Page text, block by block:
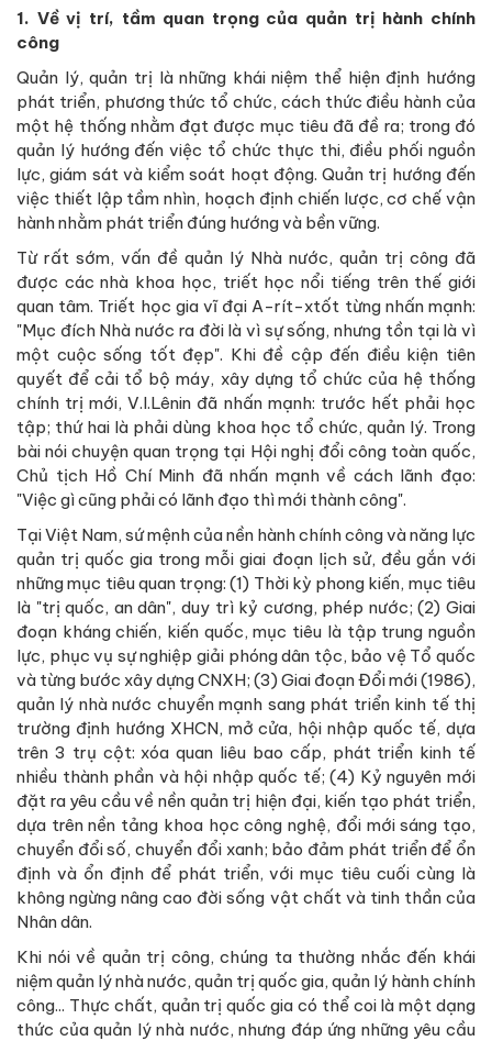
1. Về vị trí, tầm quan trọng của quản trị hành chính
công
Quản lý, quản trị là những khái niệm thể hiện định hướng
phát triển, phương thức tổ chức, cách thức điều hành của
một hệ thống nhằm đạt được mục tiêu đã đề ra; trong đó
quản lý hướng đến việc tổ chức thực thi, điều phối nguồn
lực, giám sát và kiểm soát hoạt động. Quản trị hướng đến
việc thiết lập tầm nhìn, hoạch định chiến lược, cơ chế vận
hành nhằm phát triển đúng hướng và bền vững.
Từ rất sớm, vấn đề quản lý Nhà nước, quản trị công đã
được các nhà khoa học, triết học nổi tiếng trên thế giới
quan tâm. Triết học gia vĩ đại A-rít-xtốt từng nhấn mạnh:
"Mục đích Nhà nước ra đời là vì sự sống, nhưng tồn tại là vì
một cuộc sống tốt đẹp". Khi đề cập đến điều kiện tiên
quyết để cải tổ bộ máy, xây dựng tổ chức của hệ thống
chính trị mới, V.I.Lênin đã nhấn mạnh: trước hết phải học
tập; thứ hai là phải dùng khoa học tổ chức, quản lý. Trong
bài nói chuyện quan trọng tại Hội nghị đổi công toàn quốc,
Chủ tịch Hồ Chí Minh đã nhấn mạnh về cách lãnh đạo:
"Việc gì cũng phải có lãnh đạo thì mới thành công".
Tại Việt Nam, sứ mệnh của nền hành chính công và năng lực
quản trị quốc gia trong mỗi giai đoạn lịch sử, đều gắn với
những mục tiêu quan trọng: (1) Thời kỳ phong kiến, mục tiêu
là "trị quốc, an dân", duy trì kỷ cương, phép nước; (2) Giai
đoạn kháng chiến, kiến quốc, mục tiêu là tập trung nguồn
lực, phục vụ sự nghiệp giải phóng dân tộc, bảo vệ Tổ quốc
và từng bước xây dựng CNXH; (3) Giai đoạn Đổi mới (1986),
quản lý nhà nước chuyển mạnh sang phát triển kinh tế thị
trường định hướng XHCN, mở cửa, hội nhập quốc tế, dựa
trên 3 trụ cột: xóa quan liêu bao cấp, phát triển kinh tế
nhiều thành phần và hội nhập quốc tế; (4) Kỷ nguyên mới
đặt ra yêu cầu về nền quản trị hiện đại, kiến tạo phát triển,
dựa trên nền tảng khoa học công nghệ, đổi mới sáng tạo,
chuyển đổi số, chuyển đổi xanh; bảo đảm phát triển để ổn
định và ổn định để phát triển, với mục tiêu cuối cùng là
không ngừng nâng cao đời sống vật chất và tinh thần của
Nhân dân.
Khi nói về quản trị công, chúng ta thường nhắc đến khái
niệm quản lý nhà nước, quản trị quốc gia, quản lý hành chính
công... Thực chất, quản trị quốc gia có thể coi là một dạng
thức của quản lý nhà nước, nhưng đáp ứng những yêu cầu